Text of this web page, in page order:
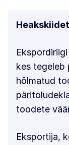
kes tegeleb
hõlmatud
toodete
Eksportija,